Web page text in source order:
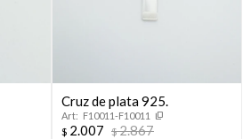
Cruz de plata 925.
F10011-F10011
$ 2.007 $2.867